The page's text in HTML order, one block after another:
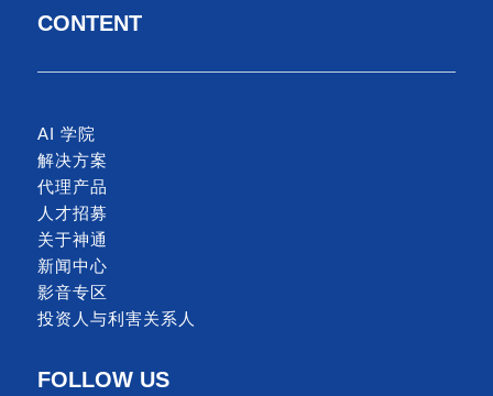
CONTENT
AI 学院
解决方案
代理产品
人才招募
关于神通
新闻中心
影音专区
投资人与利害关系人
FOLLOW US